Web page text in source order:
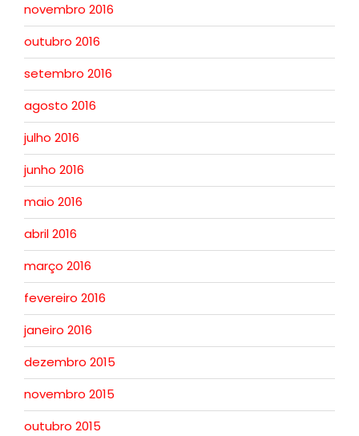
novembro 2016
outubro 2016
setembro 2016
agosto 2016
julho 2016
junho 2016
maio 2016
abril 2016
março 2016
fevereiro 2016
janeiro 2016
dezembro 2015
novembro 2015
outubro 2015